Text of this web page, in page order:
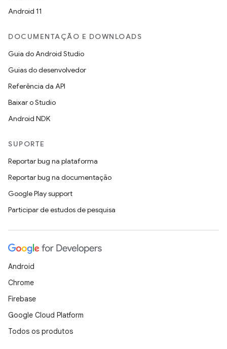
Android 11
DOCUMENTAÇÃO E DOWNLOADS
Guia do Android Studio
Guias do desenvolvedor
Referência da API
Baixar o Studio
Android NDK
SUPORTE
Reportar bug na plataforma
Reportar bug na documentação
Google Play support
Participar de estudos de pesquisa
Android
Chrome
Firebase
Google Cloud Platform
Todos os produtos